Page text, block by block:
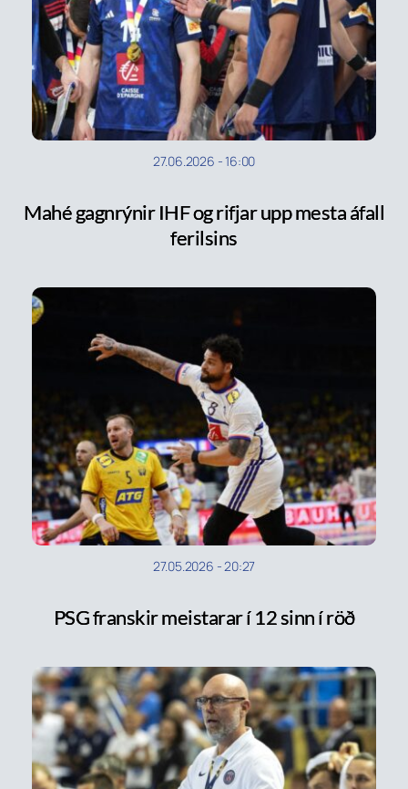
27.06.2026 -16:00
Mahé gagnrýnir IHF og rifjar upp mesta áfall
ferilsins
27.05.2026 -20:27
PSG franskir meistarar í 12 sinn í röð